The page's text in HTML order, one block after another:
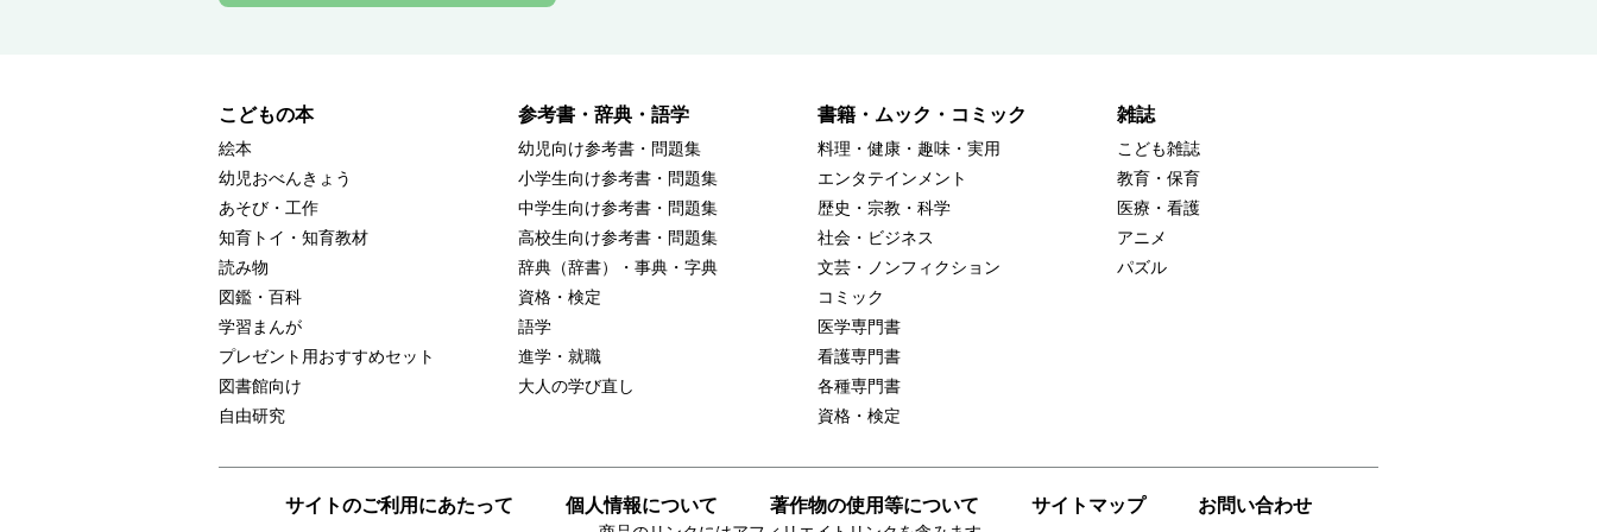
こどもの本
絵本
幼児おべんきょう
あそび・工作
知育トイ・知育教材
読み物
図鑑・百科
学習まんが
プレゼント用おすすめセット
図書館向け
自由研究
参考書・辞典・語学
幼児向け参考書・問題集
小学生向け参考書・問題集
中学生向け参考書・問題集
高校生向け参考書・問題集
辞典（辞書）・事典・字典
資格・検定
語学
進学・就職
大人の学び直し
書籍・ムック・コミック
料理・健康・趣味・実用
エンタテインメント
歴史・宗教・科学
社会・ビジネス
文芸・ノンフィクション
コミック
医学専門書
看護専門書
各種専門書
資格・検定
雑誌
こども雑誌
教育・保育
医療・看護
アニメ
パズル
サイトのご利用にあたって 個人情報について 著作物の使用等について サイトマップ お問い合わせ